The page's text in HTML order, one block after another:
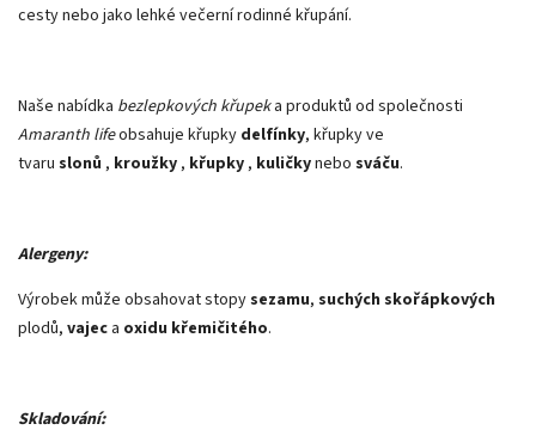
cesty nebo jako lehké večerní rodinné křupání.
Naše nabídka bezlepkových křupeka produktů od společnosti
Amaranth lifeobsahuje křupky delfínky, křupky ve
tvaru slonů , kroužky , křupky , kuličkynebo sváču.
Alergeny:
Výrobek může obsahovat stopysezamu, suchých skořápkových
plodů, vajec a oxidu křemičitého.
Skladování: